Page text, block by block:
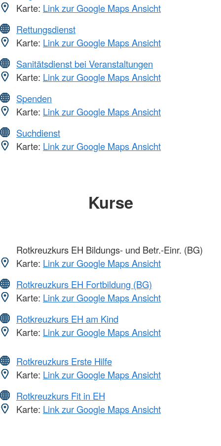
Karte: Link zur Google Maps Ansicht
Rettungsdienst
Karte: Link zur Google Maps Ansicht
Sanitätsdienst bei Veranstaltungen
Karte: Link zur Google Maps Ansicht
Spenden
Karte: Link zur Google Maps Ansicht
Suchdienst
Karte: Link zur Google Maps Ansicht
Kurse
Rotkreuzkurs EH Bildungs- und Betr.-Einr. (BG)
Karte: Link zur Google Maps Ansicht
Rotkreuzkurs EH Fortbildung (BG)
Karte: Link zur Google Maps Ansicht
Rotkreuzkurs EH am Kind
Karte: Link zur Google Maps Ansicht
Rotkreuzkurs Erste Hilfe
Karte: Link zur Google Maps Ansicht
Rotkreuzkurs Fit in EH
Karte: Link zur Google Maps Ansicht